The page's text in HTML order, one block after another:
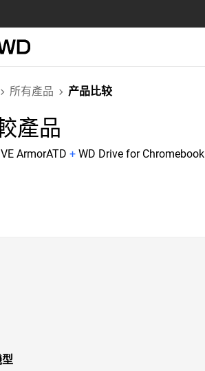
所有產品 产品比较
產品
ArmorATD + WD Drive for Chromebook